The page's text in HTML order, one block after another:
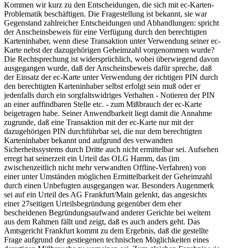
Kommen wir kurz zu den Entscheidungen, die sich mit ec-Karten-
Problematik beschäftigen. Die Fragestellung ist bekannt, sie war
Gegenstand zahlreicher Entscheidungen und Abhandlungen: spricht
der Anscheinsbeweis für eine Verfügung durch den berechtigten
Karteninhaber, wenn diese Transaktion unter Verwendung seiner ec-
Karte nebst der dazugehörigen Geheimzahl vorgenommen wurde?
Die Rechtsprechung ist widersprüchlich, wobei überwiegend davon
ausgegangen wurde, daß der Anscheinsbeweis dafür spreche, daß
der Einsatz der ec-Karte unter Verwendung der richtigen PIN durch
den berechtigten Karteninhaber selbst erfolgt sein muß oder er
jedenfalls durch ein sorgfaltswidriges Verhalten - Notieren der PIN
an einer auffindbaren Stelle etc. - zum Mißbrauch der ec-Karte
beigetragen habe. Seiner Anwendbarkeit liegt damit die Annahme
zugrunde, daß eine Transaktion mit der ec-Karte nur mit der
dazugehörigen PIN durchführbar sei, die nur dem berechtigten
Karteninhaber bekannt und aufgrund des verwandten
Sicherheitssystems durch Dritte auch nicht ermittelbar sei. Aufsehen
erregt hat seinerzeit ein Urteil das OLG Hamm, das (im
zwischenzeitlich nicht mehr verwandten Offline-Verfahren) von
einer unter Umständen möglichen Ermittelbarkeit der Geheimzahl
durch einen Unbefugten ausgegangen war. Besonders Augenmerk
sei auf ein Urteil des AG Frankfurt/Main gelenkt, das angesichts
einer 27seitigen Urteilsbegründung gegenüber dem eher
bescheidenen Begründungsaufwand anderer Gerichte bei weitem
aus dem Rahmen fällt und zeigt, daß es auch anders geht. Das
Amtsgericht Frankfurt kommt zu dem Ergebnis, daß die gestellte
Frage aufgrund der gestiegenen technischen Möglichkeiten eines